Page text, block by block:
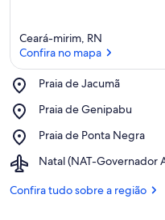
Ceará-mirim, RN
Confira no mapa
Praia de Jacumã
Place,
de
Praia de Genipabu
Place,
de
Praia de Ponta Negra
Place,
de
Negra
Natal (NAT-Governador
Airport,
(NAT-
Confira tudo sobre a região